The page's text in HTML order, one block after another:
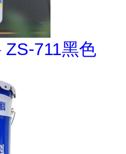
ZS-711黑色